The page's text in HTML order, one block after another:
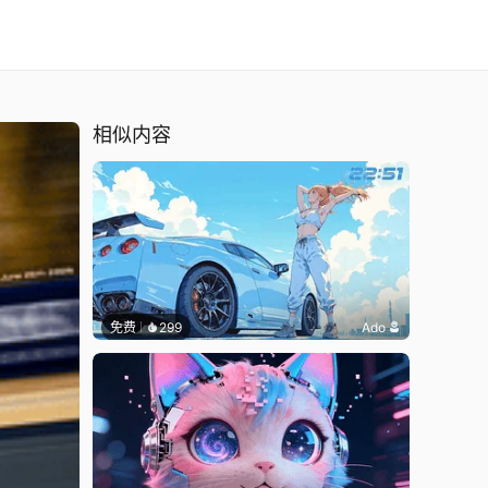
相似内容
免费 299 Ado